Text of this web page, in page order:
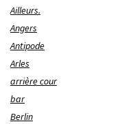
Ailleurs.
Angers
Antipode
Arles
arrière cour
bar
Berlin